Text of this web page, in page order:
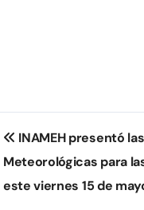
Navegación
de
entradas
INAMEH presentó
Meteorológicas para
este viernes 15 de